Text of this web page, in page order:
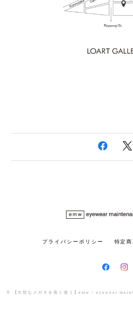
プライバシーポリシー 特定
© 【大切なメガネを長く使う】emw / eyewear